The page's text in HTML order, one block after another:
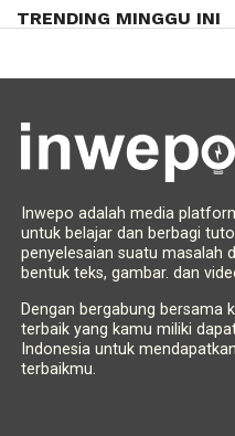
TRENDING MINGGU INI
Inwepo adalah media
untuk belajar dan berbagi
penyelesaian suatu masalah
bentuk teks, gambar. dan
Dengan bergabung bersama
terbaik yang kamu miliki
Indonesia untuk
terbaikmu.